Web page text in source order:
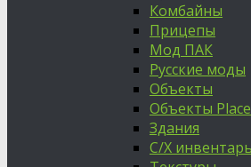
Комбайны
Прицепы
Мод ПАК
Русские моды
Объекты
Объекты
Здания
С/Х инвентарь